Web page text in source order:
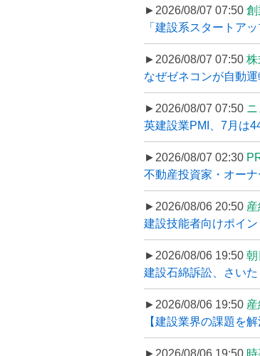
►2026/08/07 07:50 創
「建設系スタートア
►2026/08/07 07:50 株
なぜゼネコンが自動
►2026/08/07 07:50
英建設業PMI、7月は
►2026/08/07 02:30
不動産投資家・オー
►2026/08/06 20:50
建設技能者向けポイ
►2026/08/06 19:50 朝
建設石綿訴訟、さい
►2026/08/06 19:50
【建設業界の課題を
►2026/08/06 19:50